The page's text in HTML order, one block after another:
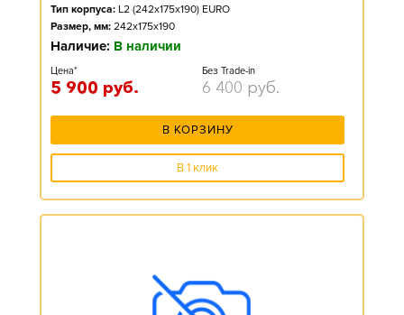
Тип корпуса: L2 (242x175x190) EURO
Размер, мм: 242x175x190
Наличие: В наличии
Цена*
5 900 руб.
Без Trade-in
6 400 руб.
В КОРЗИНУ
В 1 клик